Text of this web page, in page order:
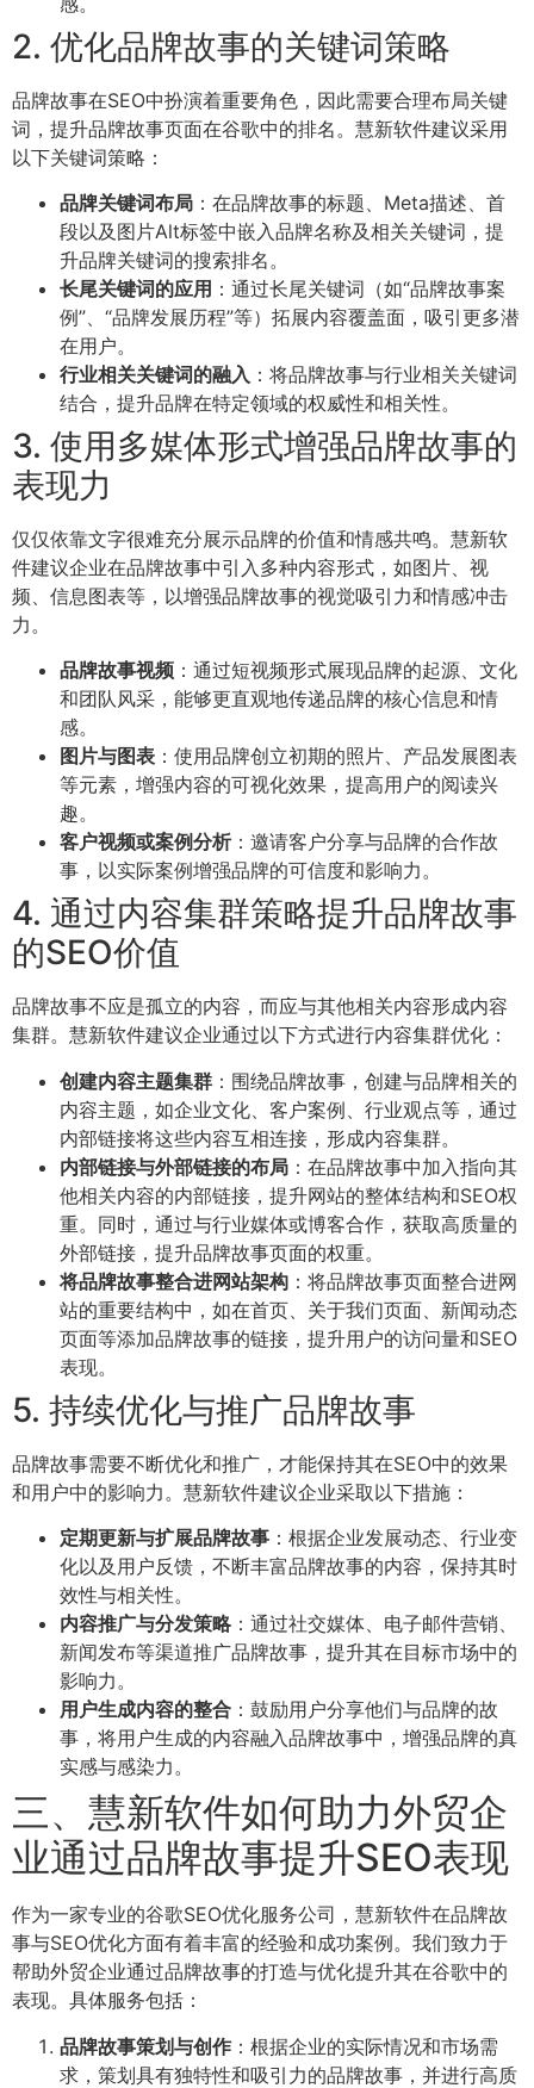
2. 优化品牌故事的关键词策略
品牌故事在SEO中扮演着重要角色，因此需要合理布局关键
词，提升品牌故事页面在谷歌中的排名。慧新软件建议采用
以下关键词策略：
品牌关键词布局 ：在品牌故事的标题、Meta描述、首
段以及图片Alt标签中嵌入品牌名称及相关关键词，提
升品牌关键词的搜索排名。
长尾关键词的应用 ：通过长尾关键词（如“品牌故事案
例”、“品牌发展历程”等）拓展内容覆盖面，吸引更多潜
在用户。
行业相关关键词的融入 ：将品牌故事与行业相关关键词
结合，提升品牌在特定领域的权威性和相关性。
3. 使用多媒体形式增强品牌故事的
表现力
仅仅依靠文字很难充分展示品牌的价值和情感共鸣。慧新软
件建议企业在品牌故事中引入多种内容形式，如图片、视
频、信息图表等，以增强品牌故事的视觉吸引力和情感冲击
力。
品牌故事视频 ：通过短视频形式展现品牌的起源、文化
和团队风采，能够更直观地传递品牌的核心信息和情
感。
图片与图表 ：使用品牌创立初期的照片、产品发展图表
等元素，增强内容的可视化效果，提高用户的阅读兴
趣。
客户视频或案例分析：邀请客户分享与品牌的合作故
事，以实际案例增强品牌的可信度和影响力。
4. 通过内容集群策略提升品牌故事
的SEO价值
品牌故事不应是孤立的内容，而应与其他相关内容形成内容
集群。慧新软件建议企业通过以下方式进行内容集群优化：
创建内容主题集群 ：围绕品牌故事，创建与品牌相关的
内容主题，如企业文化、客户案例、行业观点等，通过
内部链接将这些内容互相连接，形成内容集群。
内部链接与外部链接的布局 ：在品牌故事中加入指向其
他相关内容的内部链接，提升网站的整体结构和SEO权
重。同时，通过与行业媒体或博客合作，获取高质量的
外部链接，提升品牌故事页面的权重。
将品牌故事整合进网站架构 ：将品牌故事页面整合进网
站的重要结构中，如在首页、关于我们页面、新闻动态
页面等添加品牌故事的链接，提升用户的访问量和SEO
表现。
5. 持续优化与推广品牌故事
品牌故事需要不断优化和推广，才能保持其在SEO中的效果
和用户中的影响力。慧新软件建议企业采取以下措施：
定期更新与扩展品牌故事 ：根据企业发展动态、行业变
化以及用户反馈，不断丰富品牌故事的内容，保持其时
效性与相关性。
内容推广与分发策略：通过社交媒体、电子邮件营销、
新闻发布等渠道推广品牌故事，提升其在目标市场中的
影响力。
用户生成内容的整合 ：鼓励用户分享他们与品牌的故
事，将用户生成的内容融入品牌故事中，增强品牌的真
实感与感染力。
三、慧新软件如何助力外贸企
业通过品牌故事提升SEO表现
作为一家专业的谷歌SEO优化服务公司，慧新软件在品牌故
事与SEO优化方面有着丰富的经验和成功案例。我们致力于
帮助外贸企业通过品牌故事的打造与优化提升其在谷歌中的
表现。具体服务包括：
品牌故事策划与创作 ：根据企业的实际情况和市场需
求，策划具有独特性和吸引力的品牌故事，并进行高质